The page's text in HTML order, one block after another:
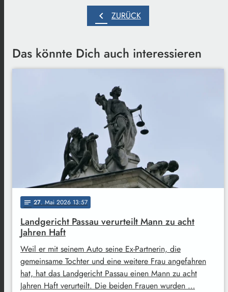
chevron_left ZURÜCK
Das könnte Dich auch interessieren
notes 27. Mai 2026 13:57
Landgericht Passau verurteilt Mann zu acht
Jahren Haft
Weil er mit seinem Auto seine Ex-Partnerin, die
gemeinsame Tochter und eine weitere Frau angefahren
hat, hat das Landgericht Passau einen Mann zu acht
Jahren Haft verurteilt. Die beiden Frauen wurden …